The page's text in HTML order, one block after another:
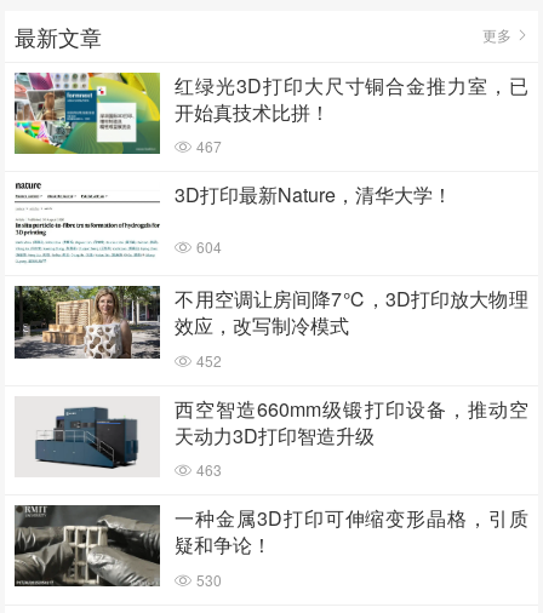
最新文章 更多
红绿光3D打印大尺寸铜合金推力室，已
开始真技术比拼！
467
3D打印最新Nature，清华大学！
604
不用空调让房间降7℃，3D打印放大物理
效应，改写制冷模式
452
西空智造660mm级锻打印设备，推动空
天动力3D打印智造升级
463
一种金属3D打印可伸缩变形晶格，引质
疑和争论！
530